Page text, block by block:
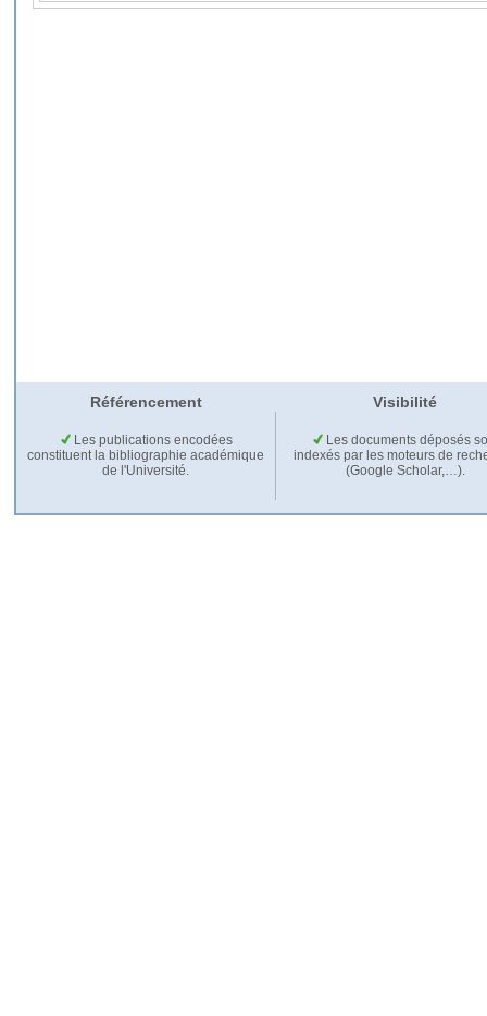
Référencement Visibilité
Les publications encodées
constituent la bibliographie académique
de l'Université.
Les documents déposés
indexés par les moteurs de
(Google Scholar,…).